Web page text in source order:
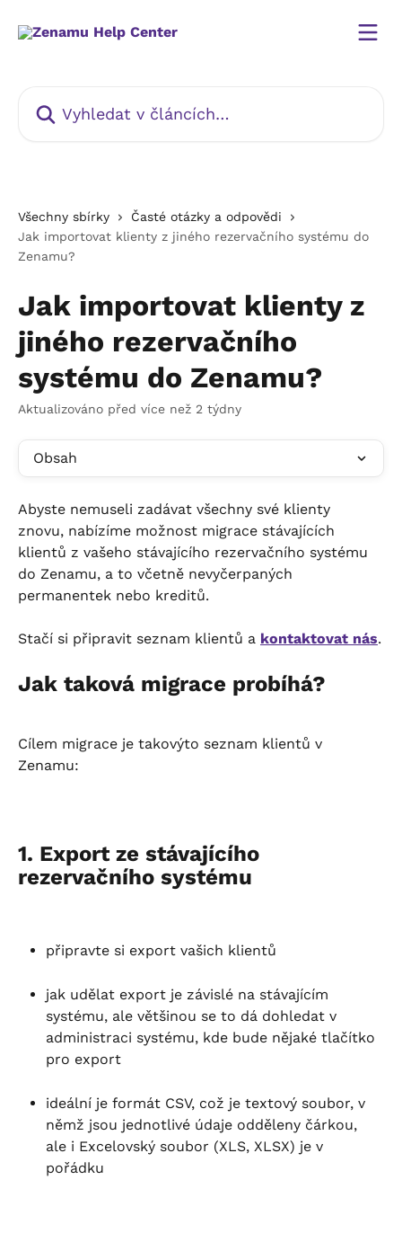
Všechny sbírky
Časté otázky a odpovědi
Jak importovat klienty z jiného rezervačního systému do
Zenamu?
Jak importovat klienty z
jiného rezervačního
systému do Zenamu?
Aktualizováno před více než 2 týdny
Obsah
Abyste nemuseli zadávat všechny své klienty
znovu, nabízíme možnost migrace stávajících
klientů z vašeho stávajícího rezervačního systému
do Zenamu, a to včetně nevyčerpaných
permanentek nebo kreditů.
Stačí si připravit seznam klientů a kontaktovat nás.
Jak taková migrace probíhá?
Cílem migrace je takovýto seznam klientů v
Zenamu:
1. Export ze stávajícího
rezervačního systému
připravte si export vašich klientů
jak udělat export je závislé na stávajícím
systému, ale většinou se to dá dohledat v
administraci systému, kde bude nějaké tlačítko
pro export
ideální je formát CSV, což je textový soubor, v
němž jsou jednotlivé údaje odděleny čárkou,
ale i Excelovský soubor (XLS, XLSX) je v
pořádku